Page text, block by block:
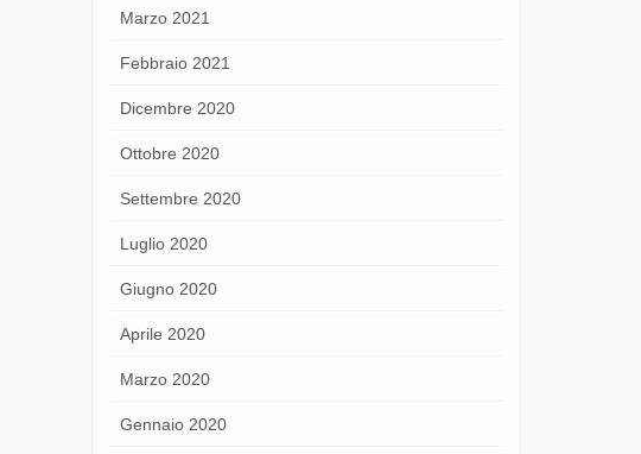
Marzo 2021
Febbraio 2021
Dicembre 2020
Ottobre 2020
Settembre 2020
Luglio 2020
Giugno 2020
Aprile 2020
Marzo 2020
Gennaio 2020